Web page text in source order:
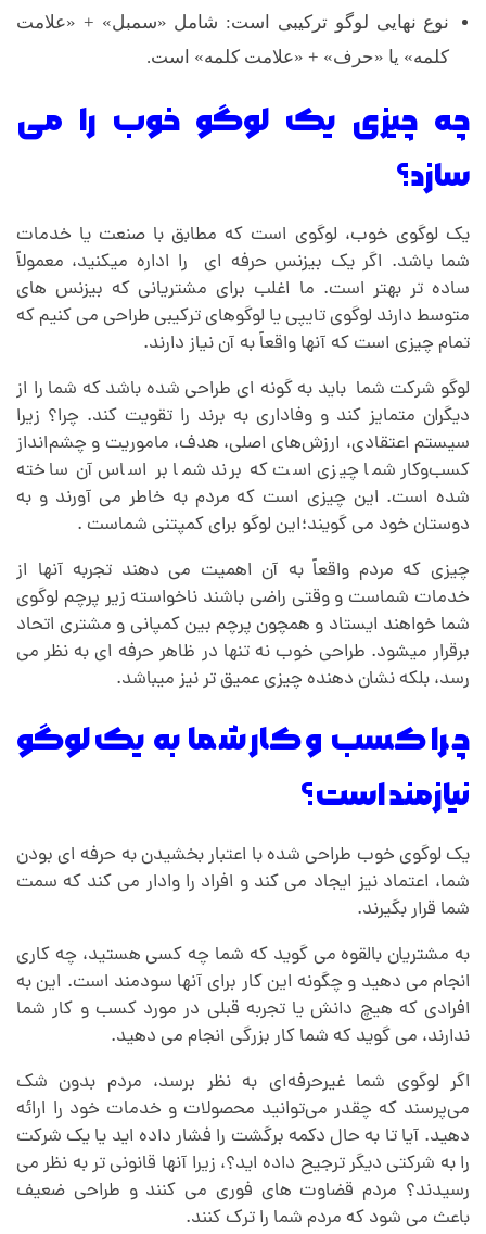
نوع نهایی لوگو ترکیبی است: شامل «سمبل» + «علامت
کلمه» یا «حرف» + «علامت کلمه» است.
چه چیزی یک لوگو خوب را می
سازد؟
یک لوگوی خوب، لوگوی است که مطابق با صنعت یا خدمات
شما باشد. اگر یک بیزنس حرفه ای را اداره میکنید، معمولاً
ساده تر بهتر است. ما اغلب برای مشتریانی که بیزنس های
متوسط دارند لوگوی تایپی یا لوگوهای ترکیبی طراحی می کنیم که
تمام چیزی است که آنها واقعاً به آن نیاز دارند.
لوگو شرکت شما باید به گونه ای طراحی شده باشد که شما را از
دیگران متمایز کند و وفاداری به برند را تقویت کند. چرا؟ زیرا
سیستم اعتقادی، ارزش‌های اصلی، هدف، ماموریت و چشم‌انداز
کسب‌وکار شما چیزی است که برند شما بر اساس آن ساخته
شده است. این چیزی است که مردم به خاطر می آورند و به
دوستان خود می گویند؛این لوگو برای کمپتنی شماست .
چیزی که مردم واقعاً به آن اهمیت می دهند تجربه آنها از
خدمات شماست و وقتی راضی باشند ناخواسته زیر پرچم لوگوی
شما خواهند ایستاد و همچون پرچم بین کمپانی و مشتری اتحاد
برقرار میشود. طراحی خوب نه تنها در ظاهر حرفه ای به نظر می
رسد، بلکه نشان دهنده چیزی عمیق تر نیز میباشد.
چرا کسب و کار شما به یک لوگو
نیازمند است؟
یک لوگوی خوب طراحی شده با اعتبار بخشیدن به حرفه ای بودن
شما، اعتماد نیز ایجاد می کند و افراد را وادار می کند که سمت
شما قرار بگیرند.
به مشتریان بالقوه می گوید که شما چه کسی هستید، چه کاری
انجام می دهید و چگونه این کار برای آنها سودمند است. این به
افرادی که هیچ دانش یا تجربه قبلی در مورد کسب و کار شما
ندارند، می گوید که شما کار بزرگی انجام می دهید.
اگر لوگوی شما غیرحرفه‌ای به نظر برسد، مردم بدون شک
می‌پرسند که چقدر می‌توانید محصولات و خدمات خود را ارائه
دهید. آیا تا به حال دکمه برگشت را فشار داده اید یا یک شرکت
را به شرکتی دیگر ترجیح داده اید؟، زیرا آنها قانونی تر به نظر می
رسیدند؟ مردم قضاوت های فوری می کنند و طراحی ضعیف
باعث می شود که مردم شما را ترک کنند.